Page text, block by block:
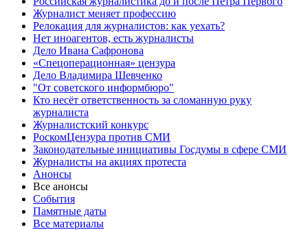
Журналист меняет профессию
Релокация для журналистов: как уехать?
Нет иноагентов, есть журналисты
Дело Ивана Сафронова
«Спецоперационная» цензура
Дело Владимира Шевченко
"От советского информбюро"
Кто несёт ответственность за сломанную руку
журналиста
Журналистский конкурс
РоскомЦензура против СМИ
Законодательные инициативы Госдумы в сфере СМИ
Журналисты на акциях протеста
Анонсы
Все анонсы
События
Памятные даты
Все материалы